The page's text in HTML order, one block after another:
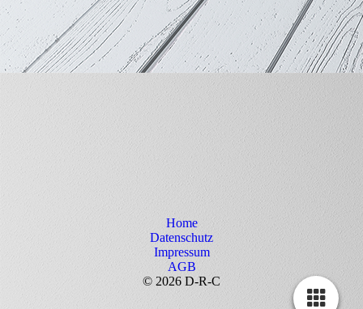
Home
Datenschutz
Impressum
AGB
© 2026 D-R-C